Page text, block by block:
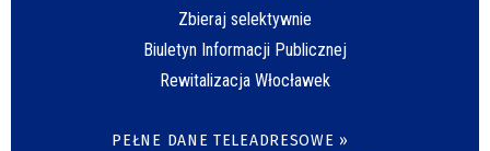
Zbieraj selektywnie
Biuletyn Informacji Publicznej
Rewitalizacja Włocławek
PEŁNE DANE TELEADRESOWE »